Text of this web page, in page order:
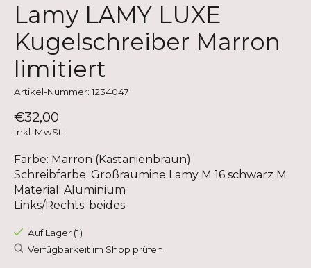
Lamy LAMY LUXE
Kugelschreiber Marron
limitiert
Artikel-Nummer: 1234047
€32,00
Inkl. MwSt.
Farbe: Marron (Kastanienbraun)
Schreibfarbe: Großraumine Lamy M 16 schwarz M
Material: Aluminium
Links/Rechts: beides
Auf Lager (1)
Verfügbarkeit im Shop prüfen